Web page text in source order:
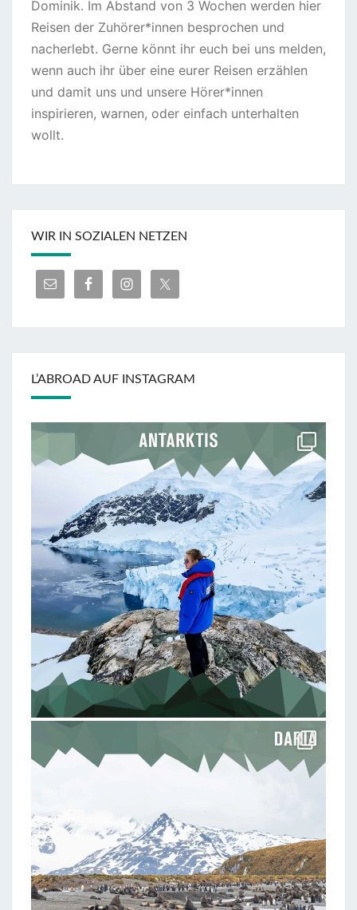
Dominik. Im Abstand von 3 Wochen werden hier
Reisen der Zuhörer*innen besprochen und
nacherlebt. Gerne könnt ihr euch bei uns melden,
wenn auch ihr über eine eurer Reisen erzählen
und damit uns und unsere Hörer*innen
inspirieren, warnen, oder einfach unterhalten
wollt.
WIR IN SOZIALEN NETZEN
L’ABROAD AUF INSTAGRAM